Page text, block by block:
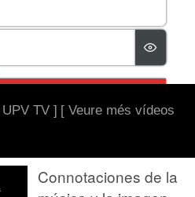
TV ] [ Veure més vídeos
Connotaciones de la